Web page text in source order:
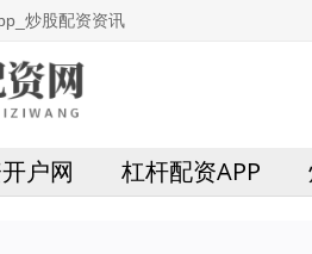
炒股配资资讯
户网 杠杆配资APP